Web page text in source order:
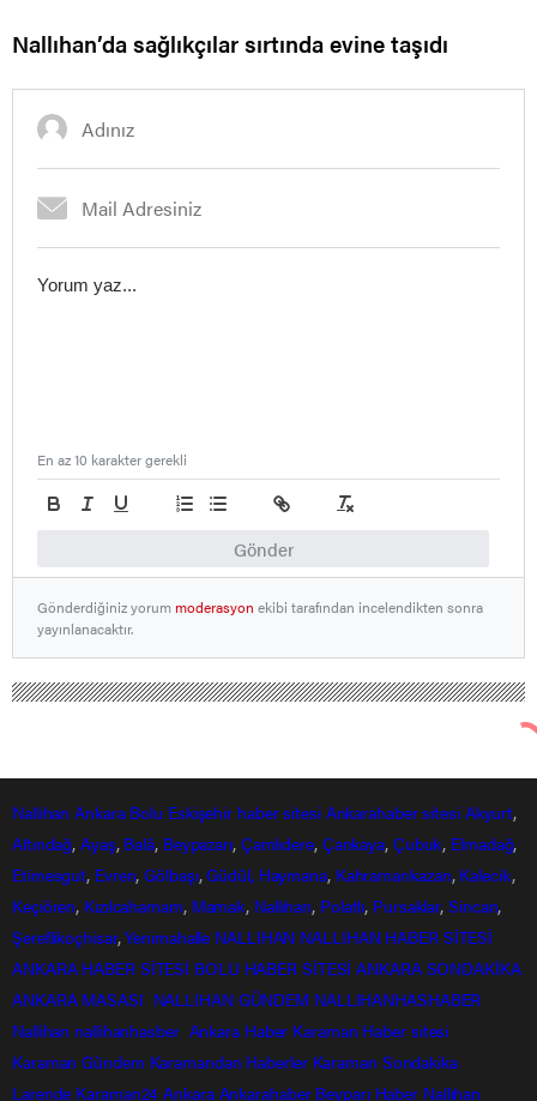
Nallıhan’da sağlıkçılar sırtında evine taşıdı
Gönder
En az 10 karakter gerekli
Gönderdiğiniz yorummoderasyon ekibi tarafından incelendikten sonra
yayınlanacaktır.
vermeye devam ediyor